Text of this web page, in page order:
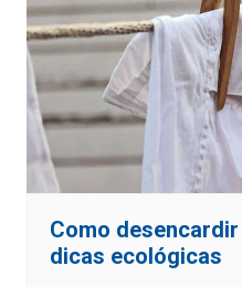
Como
dicas ecológicas